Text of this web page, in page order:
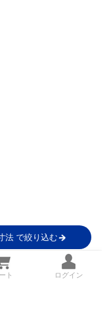
法 で絞り込む
ト ログイン